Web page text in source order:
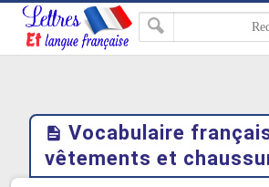
Vocabulaire
vêtements et